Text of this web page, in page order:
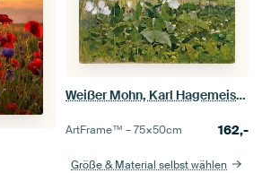
Weißer Mohn, Karl Hagemeister
ArtFrame™ –75×50cm 162,-
Größe & Material selbst wählen